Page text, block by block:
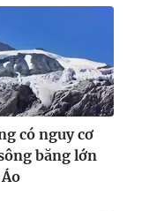
932
có nguy cơ
băng lớn